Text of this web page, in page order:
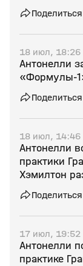
Поделиться
18 июл, 18:26
Антонелли
Поделиться
18 июл, 14:46
Антонелли
практики
Хэмилтон
Поделиться
17 июл, 19:52
Антонелли
практике